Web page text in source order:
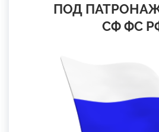
ПОД
СФ ФС